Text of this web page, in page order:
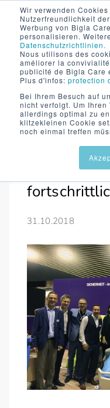
Wir verwenden
Nutzerfreundlichkeit
Werbung von Bigla
personalisieren.
Datenschutzrichtlinien.
Nous utilisons des
améliorer la
publicité de Bigla Care
Plus d'infos: protection
Bei Ihrem Besuch auf
nicht verfolgt. Um Ihren
allerdings optimal zu
klitzekleinen Cookie
noch einmal treffen
Wissen & Trends
Sturzprävention
31.10.2018